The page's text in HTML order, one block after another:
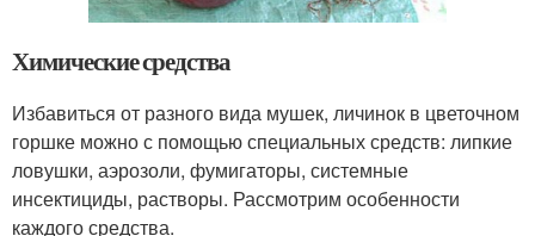
Химические средства
Избавиться от разного вида мушек, личинок в цветочном
горшке можно с помощью специальных средств: липкие
ловушки, аэрозоли, фумигаторы, системные
инсектициды, растворы. Рассмотрим особенности
каждого средства.